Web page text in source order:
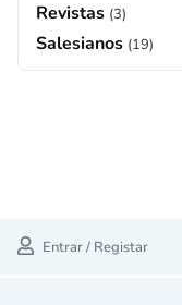
Revistas (3)
Salesianos (19)
Entrar / Registar